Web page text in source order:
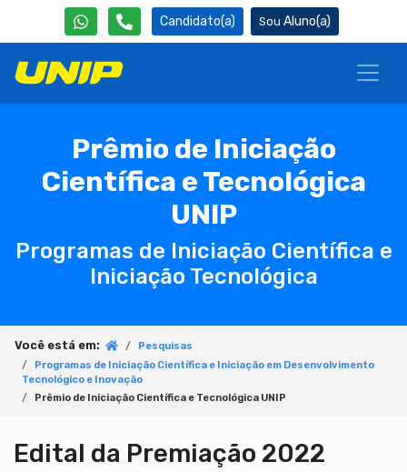
Candidato(a) Aluno(a)
Prêmio de Iniciação
Científica e Tecnológica
UNIP
Programas de Iniciação Científica e
Iniciação Tecnológica
Você está em:
Pesquisas
Programas de Iniciação Científica e Iniciação em Desenvolvimento
Tecnológico e Inovação
Prêmio de Iniciação Científica e Tecnológica UNIP
Edital da Premiação 2022